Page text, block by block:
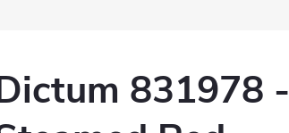
831978 -